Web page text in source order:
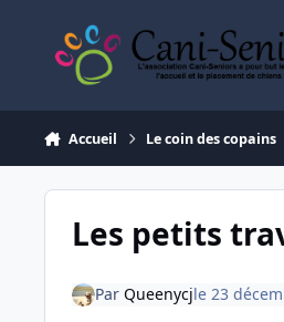
Accueil Le coin des copains
Les petits
Par Queenycjle 23